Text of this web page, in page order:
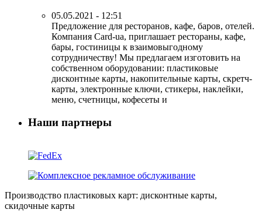
05.05.2021 - 12:51
Предложение для ресторанов, кафе, баров, отелей.
Компания Card-ua, приглашает рестораны, кафе,
бары, гостиницы к взаимовыгодному
сотрудничеству! Мы предлагаем изготовить на
собственном оборудовании: пластиковые
дисконтные карты, накопительные карты, скретч-
карты, электронные ключи, стикеры, наклейки,
меню, счетницы, кофесеты и
Наши партнеры
Производство пластиковых карт: дисконтные карты,
скидочные карты